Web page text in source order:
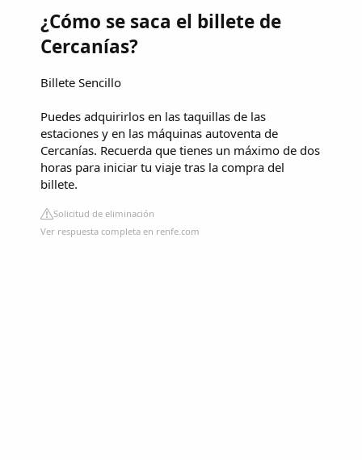
¿Cómo se saca el billete de
Cercanías?
Billete Sencillo
Puedes adquirirlos en las taquillas de las
estaciones y en las máquinas autoventa de
Cercanías. Recuerda que tienes un máximo de dos
horas para iniciar tu viaje tras la compra del
billete.
Solicitud de eliminación
Ver respuesta completa en renfe.com